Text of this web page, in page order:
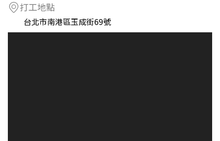
打工地點
台北市南港區玉成街69號